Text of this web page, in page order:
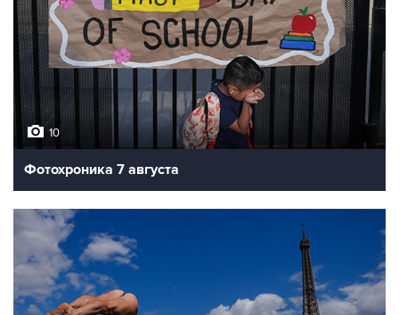
10
Фотохроника 7 августа